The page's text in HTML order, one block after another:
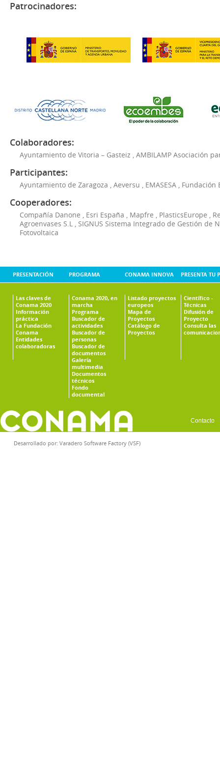
Patrocinadores:
Colaboradores:
Ayuntamiento de Vitoria – Gasteiz AMBILAMP Asociación
Participantes:
Ayuntamiento de Zaragoza Aeversu EMASESA Fundación
Cooperadores:
Compañía Danone Esri España Mapfre PlasticsEurope
Agroenvases S.L
SIGNUS Sistema Integrado de Gestión de
Fotovoltaica
PRESENTACIÓN
Las claves de
Conama 2020
Información
práctica
La Fundación
Conama
Entidades
colaboradoras
PROGRAMA
Conama 2020, en
marcha
Programa
Buscador de
actividades
Buscador de
personas
Buscador de
documentos
Galería
multimedia
Documentos
técnicos
Fondo
documental
CONAMA INNOVA
Listado proyectos
europeos
Mapa de
Proyectos
Catálogo de
Proyectos
PRESENTA TU
Científico -
Técnicas
Difusión de
Proyecto
Consulta las
Contacto
Desarrollado por: Varadero Software Factory (VSF)